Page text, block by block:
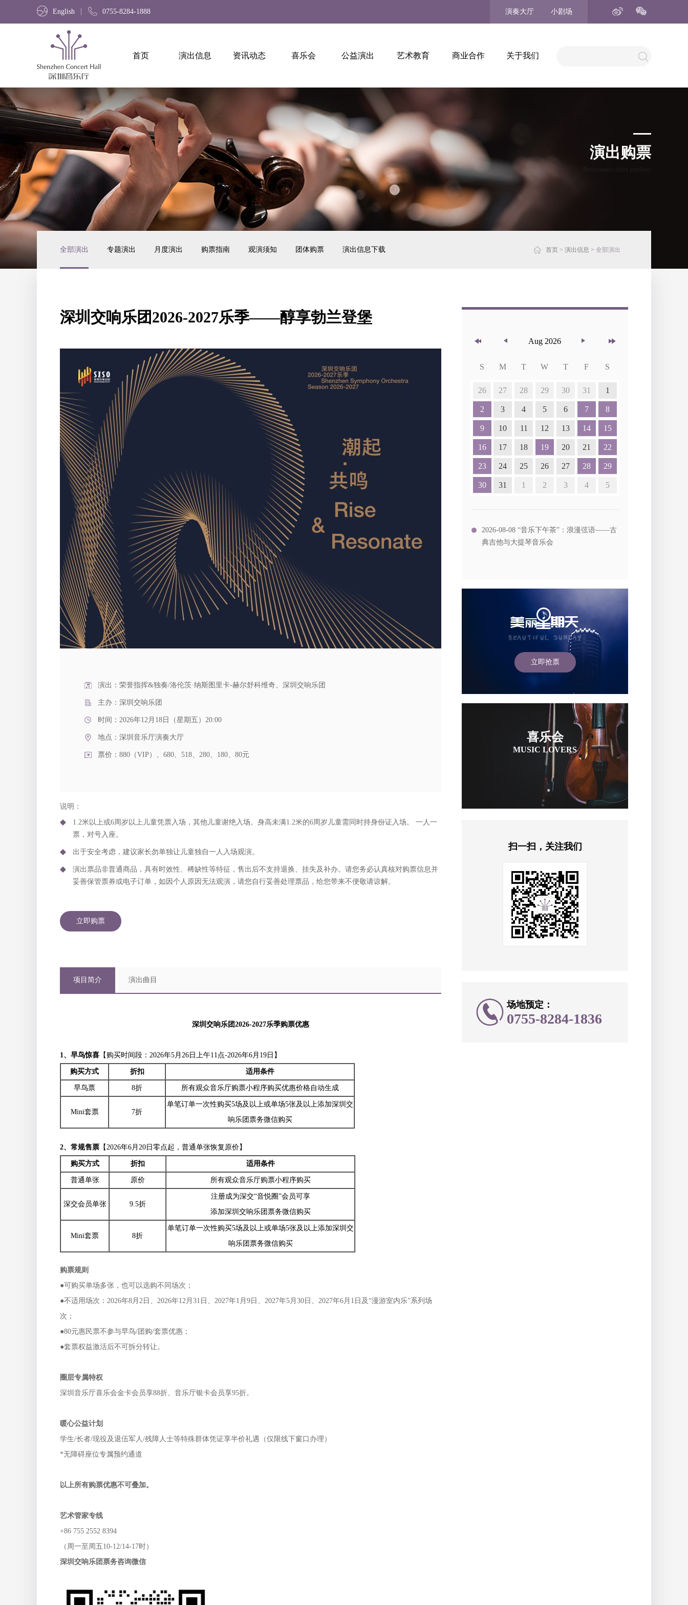
English 0755-8284-1888 演奏大厅 小剧场
首页 演出信息 资讯动态 喜乐会 公益演出 艺术教育 商业合作 关于我们
演出购票
全部演出 专题演出 月度演出 购票指南 观演须知 团体购票 演出信息下载 首页 > 演出信息 > 全部演出
深圳交响乐团2026-2027乐季——醇享勃兰登堡
演出：荣誉指挥&独奏/洛伦茨·纳斯图里卡-赫尔舒科维奇、深圳交响乐团
主办：深圳交响乐团
时间：2026年12月18日（星期五）20:00
地点： 深圳音乐厅演奏大厅
票价：880（VIP）、680、518、280、180、80元
说明：
1.2米以上或6周岁以上儿童凭票入场，其他儿童谢绝入场。身高未满1.2米的6周岁儿童需同时持身份证入场。 一人一
票，对号入座。
出于安全考虑，建议家长勿单独让儿童独自一人入场观演。
演出票品非普通商品，具有时效性、稀缺性等特征，售出后不支持退换、挂失及补办。请您务必认真核对购票信息并
妥善保管票券或电子订单，如因个人原因无法观演，请您自行妥善处理票品，给您带来不便敬请谅解。
立即购票
项目简介 演出曲目
深圳交响乐团2026-2027乐季购票优惠
1、早鸟惊喜 【购买时间段：2026年5月26日上午11点-2026年6月19日】
购买方式 折扣 适用条件
早鸟票 8折 所有观众音乐厅购票小程序购买优惠价格自动生成
Mini套票 7折
单笔订单一次性购买5场及以上或单场5张及以上添加深圳交
响乐团票务微信购买
2、常规售票 【2026年6月20日零点起，普通单张恢复原价】
购买方式 折扣 适用条件
普通单张 原价 所有观众音乐厅购票小程序购买
深交会员单张 9.5折
注册成为深交“音悦圈”会员可享
添加深圳交响乐团票务微信购买
Mini套票 8折
单笔订单一次性购买5场及以上或单场5张及以上添加深圳交
响乐团票务微信购买
购票规则
●可购买单场多张，也可以选购不同场次；
●不适用场次：2026年8月2日、2026年12月31日、2027年1月9日、2027年5月30日、2027年6月1日及“漫游室内乐”系列场
次；
●80元惠民票不参与早鸟/团购/套票优惠；
●套票权益激活后不可拆分转让。
圈层专属特权
深圳音乐厅喜乐会金卡会员享88折、音乐厅银卡会员享95折。
暖心公益计划
学生/长者/现役及退伍军人/残障人士等特殊群体凭证享半价礼遇（仅限线下窗口办理）
*无障碍座位专属预约通道
以上所有购票优惠不可叠加。
艺术管家专线
+86 755 2552 8394
（周一至周五10-12/14-17时）
深圳交响乐团票务咨询微信
Aug 2026
S M T W T F S
26 27 28 29 30 31 1
2 3 4 5 6 7 8
9 10 11 12 13 14 15
16 17 18 19 20 21 22
23 24 25 26 27 28 29
30 31 1 2 3 4 5
2026-08-08 “音乐下午茶”：浪漫弦语——古
典吉他与大提琴音乐会
立即抢票
喜乐会
MUSIC LOVERS
扫一扫，关注我们
场地预定：
0755-8284-1836